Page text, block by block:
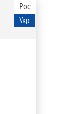
Рос
Укр